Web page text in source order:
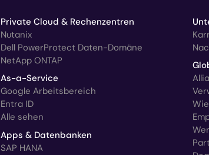
Private Cloud & Rechenzentren
Nutanix
Dell PowerProtect Daten-Domäne
NetApp ONTAP
As-a-Service
Google Arbeitsbereich
Entra ID
Alle sehen
Apps & Datenbanken
SAP HANA